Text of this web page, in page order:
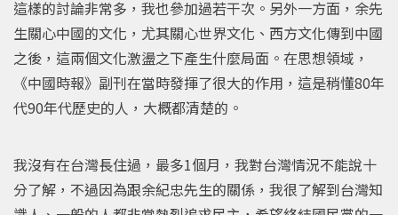
這樣的討論非常多，我也參加過若干次。另外一方面，余先
生關心中國的文化，尤其關心世界文化、西方文化傳到中國
之後，這兩個文化激盪之下產生什麼局面。在思想領域，
《中國時報》副刊在當時發揮了很大的作用，這是稍懂80年
代90年代歷史的人，大概都清楚的。
我沒有在台灣長住過，最多1個月，我對台灣情況不能說十
分了解，不過因為跟余紀忠先生的關係，我很了解到台灣知